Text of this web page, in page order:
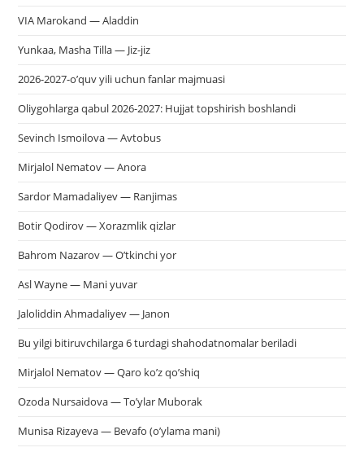
VIA Marokand — Aladdin
Yunkaa, Masha Tilla — Jiz-jiz
2026-2027-o’quv yili uchun fanlar majmuasi
Oliygohlarga qabul 2026-2027: Hujjat topshirish boshlandi
Sevinch Ismoilova — Avtobus
Mirjalol Nematov — Anora
Sardor Mamadaliyev — Ranjimas
Botir Qodirov — Xorazmlik qizlar
Bahrom Nazarov — O’tkinchi yor
Asl Wayne — Mani yuvar
Jaloliddin Ahmadaliyev — Janon
Bu yilgi bitiruvchilarga 6 turdagi shahodatnomalar beriladi
Mirjalol Nematov — Qaro ko’z qo’shiq
Ozoda Nursaidova — To’ylar Muborak
Munisa Rizayeva — Bevafo (o’ylama mani)